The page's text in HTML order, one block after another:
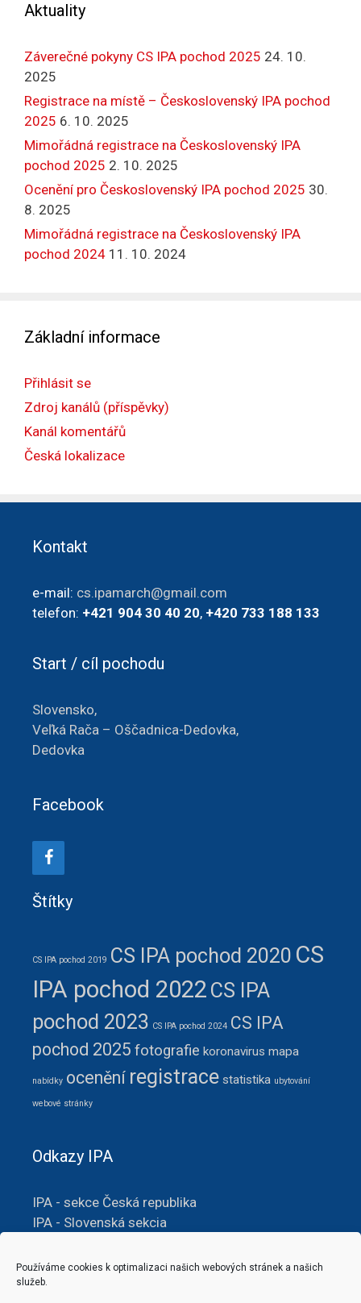
Používáme cookies k optimalizaci našich webových stránek a našich
služeb.
Aktuality
Záverečné pokyny CS IPA pochod 2025 24. 10.
2025
Registrace na místě – Československý IPA pochod
2025 6. 10. 2025
Mimořádná registrace na Československý IPA
pochod 2025 2. 10. 2025
Ocenění pro Československý IPA pochod 2025 30.
8. 2025
Mimořádná registrace na Československý IPA
pochod 2024 11. 10. 2024
Základní informace
Přihlásit se
Zdroj kanálů (příspěvky)
Kanál komentářů
Česká lokalizace
Kontakt
e-mail: cs.ipamarch@gmail.com
telefon: +421 904 30 40 20, +420 733 188 133
Start / cíl pochodu
Slovensko,
Veľká Rača – Oščadnica-Dedovka,
Dedovka
Facebook
Štítky
CS IPA pochod 2019 CS IPA pochod 2020 CS
IPA pochod 2022 CS IPA
pochod 2023 CS IPA pochod 2024 CS IPA
pochod 2025 fotografie koronavirus mapa
nabídky ocenění registrace statistika ubytování
webové stránky
Odkazy IPA
IPA - sekce Česká republika
IPA - Slovenská sekcia
Translator